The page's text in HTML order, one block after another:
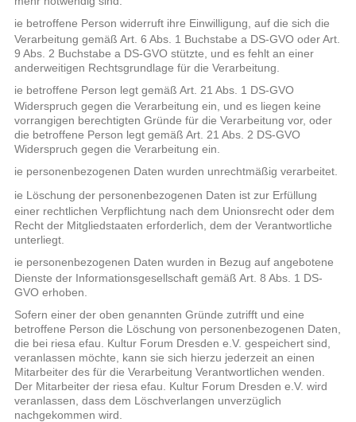
Die betroffene Person widerruft ihre Einwilligung, auf die sich die
Verarbeitung gemäß Art. 6 Abs. 1 Buchstabe a DS-GVO oder Art.
9 Abs. 2 Buchstabe a DS-GVO stützte, und es fehlt an einer
anderweitigen Rechtsgrundlage für die Verarbeitung.
Die betroffene Person legt gemäß Art. 21 Abs. 1 DS-GVO
Widerspruch gegen die Verarbeitung ein, und es liegen keine
vorrangigen berechtigten Gründe für die Verarbeitung vor, oder
die betroffene Person legt gemäß Art. 21 Abs. 2 DS-GVO
Widerspruch gegen die Verarbeitung ein.
Die personenbezogenen Daten wurden unrechtmäßig verarbeitet.
Die Löschung der personenbezogenen Daten ist zur Erfüllung
einer rechtlichen Verpflichtung nach dem Unionsrecht oder dem
Recht der Mitgliedstaaten erforderlich, dem der Verantwortliche
unterliegt.
Die personenbezogenen Daten wurden in Bezug auf angebotene
Dienste der Informationsgesellschaft gemäß Art. 8 Abs. 1 DS-
GVO erhoben.
Sofern einer der oben genannten Gründe zutrifft und eine
betroffene Person die Löschung von personenbezogenen Daten,
die bei riesa efau. Kultur Forum Dresden e.V. gespeichert sind,
veranlassen möchte, kann sie sich hierzu jederzeit an einen
Mitarbeiter des für die Verarbeitung Verantwortlichen wenden.
Der Mitarbeiter der riesa efau. Kultur Forum Dresden e.V. wird
veranlassen, dass dem Löschverlangen unverzüglich
nachgekommen wird.